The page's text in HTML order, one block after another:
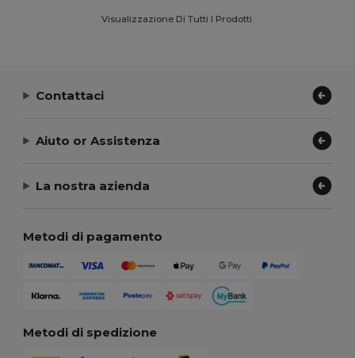
Visualizzazione Di Tutti I Prodotti.
Contattaci
Aiuto or Assistenza
La nostra azienda
Metodi di pagamento
Metodi di spedizione